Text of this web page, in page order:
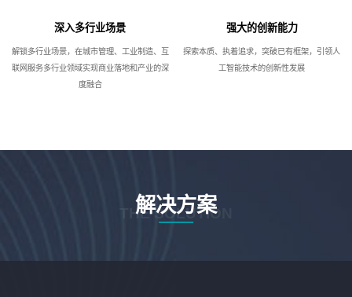
深入多行业场景
解锁多行业场景，在城市管理、工业制造、互
联网服务多行业领域实现商业落地和产业的深
度融合
强大的创新能力
探索本质、执着追求，突破已有框架，引领人
工智能技术的创新性发展
解决方案
THE SOLUTION